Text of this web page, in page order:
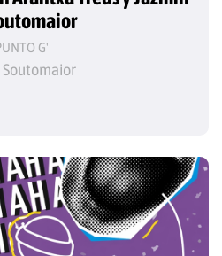
G'
Soutomaior